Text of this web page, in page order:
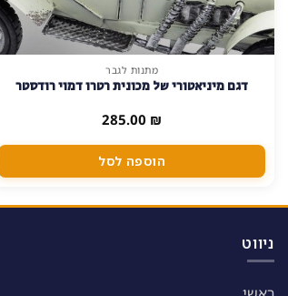
מתנות לגבר
דגם מיניאטורי של מכונית רטרו דמוי רודסטר
285.00 ₪
הוספה לסל
ניווט